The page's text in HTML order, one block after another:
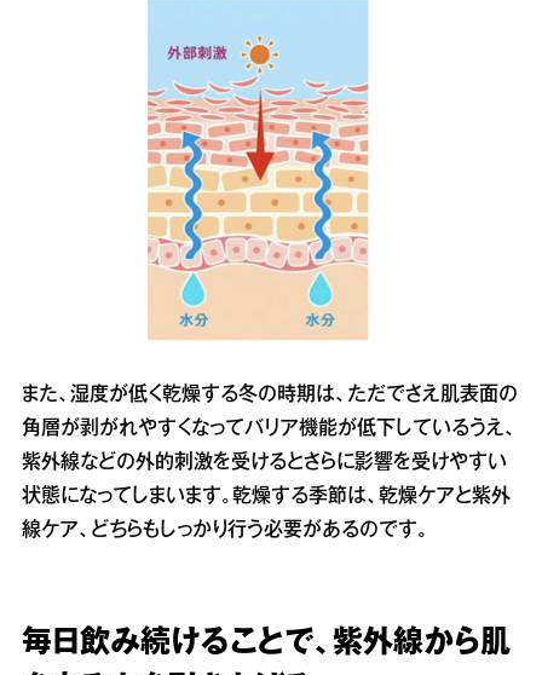
また、湿度が低く乾燥する冬の時期は、ただでさえ肌表面の
角層が剥がれやすくなってバリア機能が低下しているうえ、
紫外線などの外的刺激を受けるとさらに影響を受けやすい
状態になってしまいます。乾燥する季節は、乾燥ケアと紫外
線ケア、どちらもしっかり行う必要があるのです。
毎日飲み続けることで、紫外線から肌